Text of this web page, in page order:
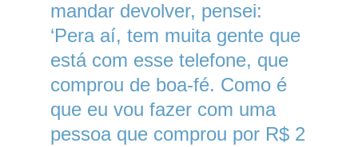
mandar devolver, pensei:
‘Pera aí, tem muita gente que
está com esse telefone, que
comprou de boa-fé. Como é
que eu vou fazer com uma
pessoa que comprou por R$ 2